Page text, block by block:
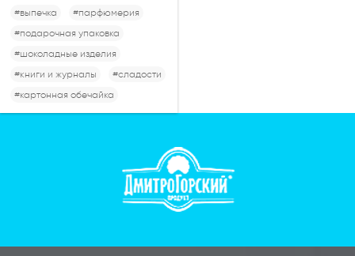
#выпечка
#парфюмерия
#подарочная упаковка
#шоколадные изделия
#книги и журналы
#сладости
#картонная обечайка